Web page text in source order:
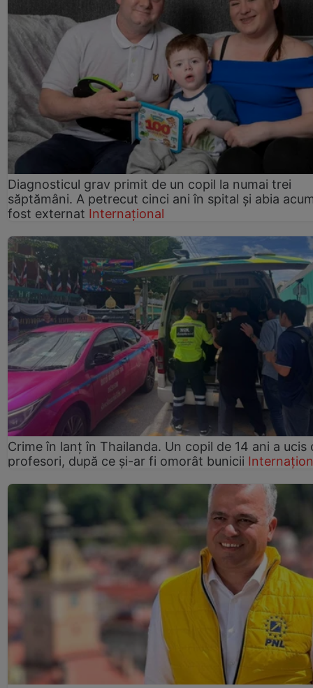
Diagnosticul grav primit de un copil la numai trei
săptămâni. A petrecut cinci ani în spital și abia
fost externat Internațional
Crime în lanț în Thailanda. Un copil de 14 ani a ucis
profesori, după ce și-ar fi omorât bunicii